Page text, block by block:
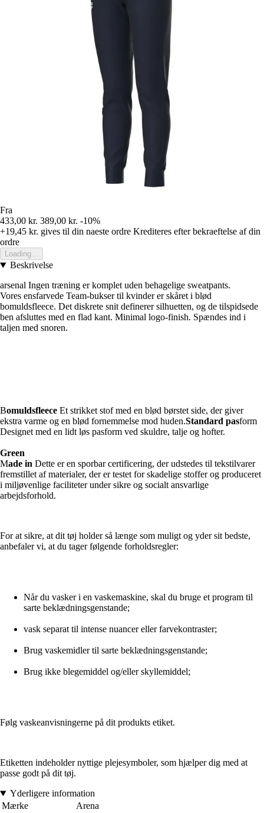
Fra
433,00 kr. 389,00 kr. -10%
+19,45 kr. gives til din naeste ordre Krediteres efter bekraeftelse af din
ordre
Loading...
Beskrivelse
arsenal Ingen træning er komplet uden behagelige sweatpants.
Vores ensfarvede Team-bukser til kvinder er skåret i blød
bomuldsfleece. Det diskrete snit definerer silhuetten, og de tilspidsede
ben afsluttes med en flad kant. Minimal logo-finish. Spændes ind i
taljen med snoren.
Bomuldsfleece Et strikket stof med en blød børstet side, der giver
ekstra varme og en blød fornemmelse mod huden.Standard pasform
Designet med en lidt løs pasform ved skuldre, talje og hofter.
Green
Made in Dette er en sporbar certificering, der udstedes til tekstilvarer
fremstillet af materialer, der er testet for skadelige stoffer og produceret
i miljøvenlige faciliteter under sikre og socialt ansvarlige
arbejdsforhold.
For at sikre, at dit tøj holder så længe som muligt og yder sit bedste,
anbefaler vi, at du tager følgende forholdsregler:
Når du vasker i en vaskemaskine, skal du bruge et program til
sarte beklædningsgenstande;
vask separat til intense nuancer eller farvekontraster;
Brug vaskemidler til sarte beklædningsgenstande;
Brug ikke blegemiddel og/eller skyllemiddel;
Følg vaskeanvisningerne på dit produkts etiket.
Etiketten indeholder nyttige plejesymboler, som hjælper dig med at
passe godt på dit tøj.
Yderligere information
Mærke
Arena